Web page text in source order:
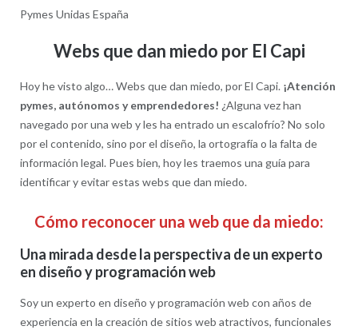
Pymes Unidas España
Webs que dan miedo por El Capi
Hoy he visto algo… Webs que dan miedo, por El Capi. ¡Atención
pymes, autónomos y emprendedores! ¿Alguna vez han
navegado por una web y les ha entrado un escalofrío? No solo
por el contenido, sino por el diseño, la ortografía o la falta de
información legal. Pues bien, hoy les traemos una guía para
identificar y evitar estas webs que dan miedo.
Cómo reconocer una web que da miedo:
Una mirada desde la perspectiva de un experto
en diseño y programación web
Soy un experto en diseño y programación web con años de
experiencia en la creación de sitios web atractivos, funcionales